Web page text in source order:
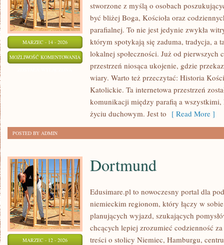
MARZEC - 14 - 2026
MOŻLIWOŚĆ KOMENTOWANIA NAUCZANIE
KOŚCIOŁA
stworzone z myślą o osobach
być bliżej Boga, Kościoła oraz
parafialnej. To nie jest jedynie zwykła
którym spotykają się zaduma, tradycja, a
lokalnej społeczności. Już od pierwszych
przestrzeń niosąca ukojenie, gdzie
wiary. Warto też przeczytać: Historia
Katolickie. Ta internetowa przestrzeń
komunikacji między parafią a
życiu duchowym. Jest to [ Read More ]
POSTED BY ADMIN
MARZEC - 12 - 2026
Dortmund
Edusimare.pl to nowoczesny portal dla
niemieckim regionom, który łączy w
planujących wyjazd, szukających
chcących lepiej zrozumieć codzienność
treści o stolicy Niemiec, Hamburgu,